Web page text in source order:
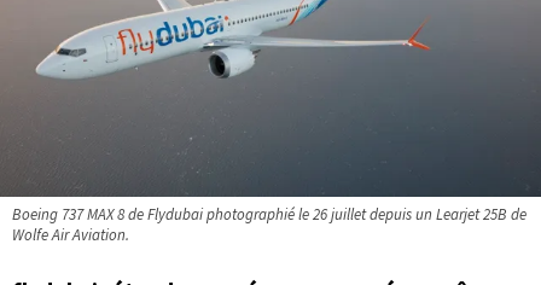
Boeing 737 MAX 8 de Flydubai photographié le 26 juillet depuis un Learjet 25B de
Wolfe Air Aviation.